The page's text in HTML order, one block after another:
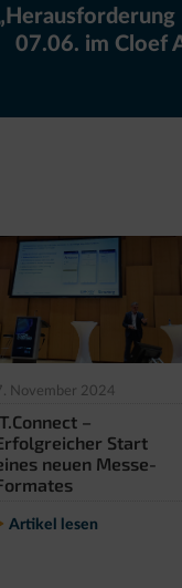
07.06. im Cloef
November 2024
–
Start
neuen Messe-
Artikel lesen